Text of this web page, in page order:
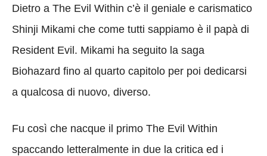
Dietro a The Evil Within c’è il geniale e carismatico
Shinji Mikami che come tutti sappiamo è il papà di
Resident Evil. Mikami ha seguito la saga
Biohazard fino al quarto capitolo per poi dedicarsi
a qualcosa di nuovo, diverso.
Fu così che nacque il primo The Evil Within
spaccando letteralmente in due la critica ed i